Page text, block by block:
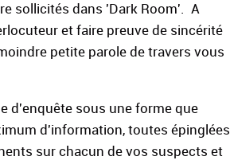
sollicités dans 'Dark Room'. A
et faire preuve de sincérité
petite parole de travers vous
d'enquête sous une forme que
d'information, toutes épinglées
sur chacun de vos suspects et